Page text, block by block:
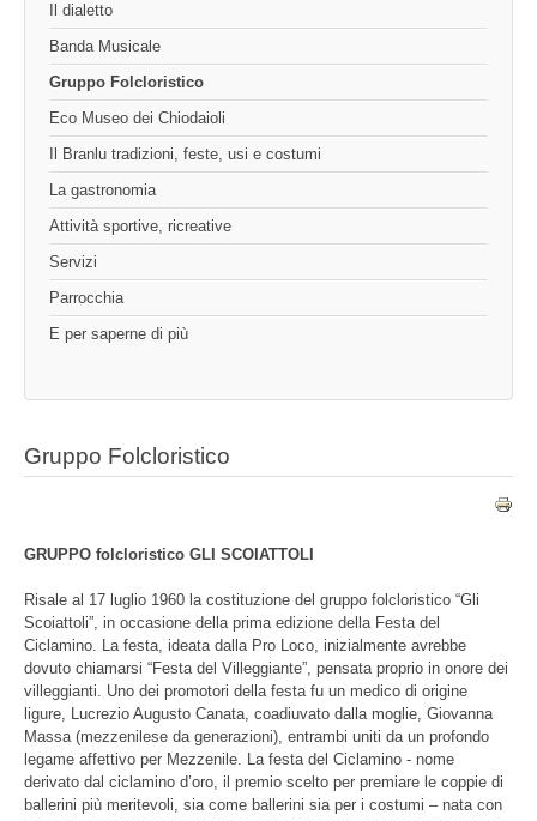
Il dialetto
Banda Musicale
Gruppo Folcloristico
Eco Museo dei Chiodaioli
Il Branlu tradizioni, feste, usi e costumi
La gastronomia
Attività sportive, ricreative
Servizi
Parrocchia
E per saperne di più
Gruppo Folcloristico
GRUPPO folcloristico GLI SCOIATTOLI
Risale al 17 luglio 1960 la costituzione del gruppo folcloristico “Gli
Scoiattoli”, in occasione della prima edizione della Festa del
Ciclamino. La festa, ideata dalla Pro Loco, inizialmente avrebbe
dovuto chiamarsi “Festa del Villeggiante”, pensata proprio in onore dei
villeggianti. Uno dei promotori della festa fu un medico di origine
ligure, Lucrezio Augusto Canata, coadiuvato dalla moglie, Giovanna
Massa (mezzenilese da generazioni), entrambi uniti da un profondo
legame affettivo per Mezzenile. La festa del Ciclamino - nome
derivato dal ciclamino d’oro, il premio scelto per premiare le coppie di
ballerini più meritevoli, sia come ballerini sia per i costumi – nata con